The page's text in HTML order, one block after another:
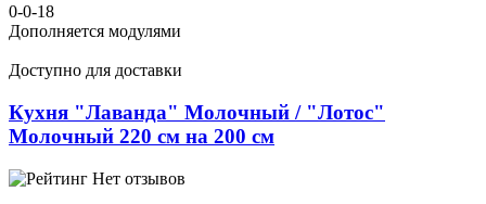
0-0-18
Дополняется модулями
Доступно для доставки
Кухня "Лаванда" Молочный / "Лотос"
Молочный 220 см на 200 см
Нет отзывов